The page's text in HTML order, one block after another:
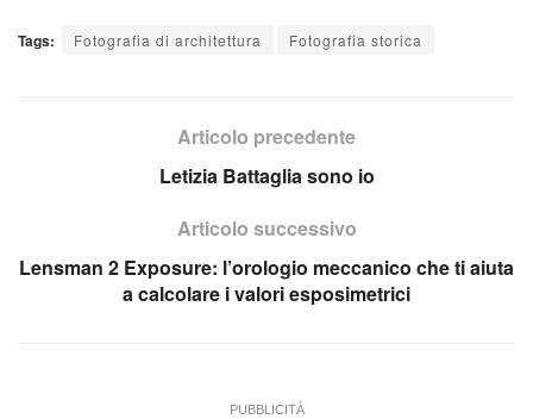
Tags: Fotografia di architettura Fotografia storica
Articolo precedente
Letizia Battaglia sono io
Articolo successivo
Lensman 2 Exposure: l’orologio meccanico che ti aiuta
a calcolare i valori esposimetrici
PUBBLICITÀ